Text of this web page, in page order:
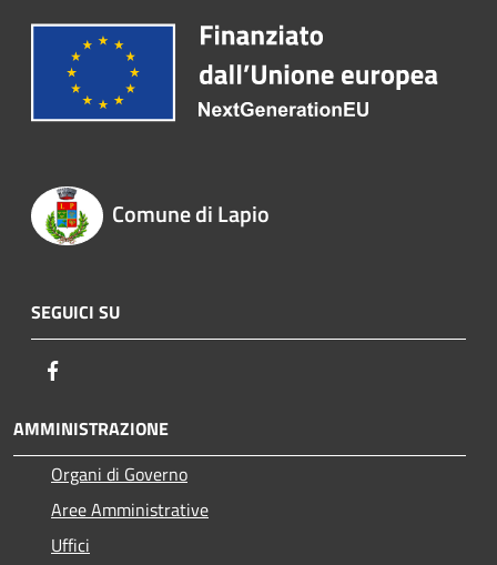
Comune di Lapio
SEGUICI SU
AMMINISTRAZIONE
Organi di Governo
Aree Amministrative
Uffici